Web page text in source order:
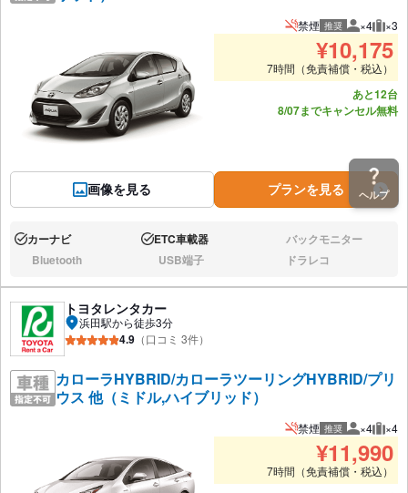
画像を見る
禁煙 推奨 推奨人数
×4 推
×3
¥10,175
7時間（免責補償・税込）
あと12台
8/07までキャンセル無料
プランを見る
あり:カーナビ あり:ETC車載器 なし:バックモニター
なし:Bluetooth なし:USB端子 なし:ドラレコ
トヨタレンタカー
浜田駅から徒歩3分
4.9 （口コミ 3件）
カローラHYBRID/カローラツーリングHYBRID/プリ
ウス 他（ミドル,ハイブリッド）
禁煙 推奨 推奨人数
×4 推
×4
¥11,990
7時間（免責補償・税込）
ヘルプ